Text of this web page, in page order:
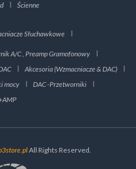
Ścienne
Słuchawkowe
A/C , Preamp Gramofonowy
Akcesoria (Wzmacniacze & DAC)
mocy
DAC -Przetworniki
All Rights Reserved.